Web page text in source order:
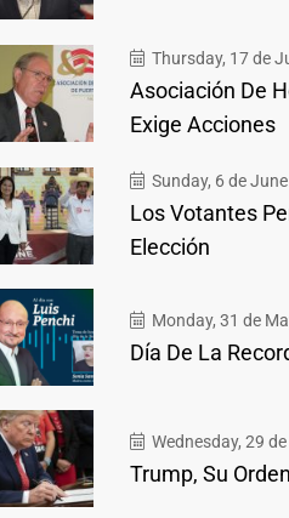
Thursday, 17 de
Asociación De
Exige Acciones
Sunday, 6 de
Los Votantes
Elección
Monday, 31 de
Día De La
Wednesday, 29
Trump, Su